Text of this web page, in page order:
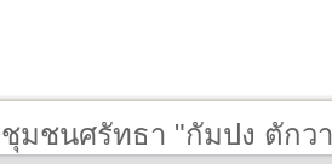
ชุมชนศรัทธา "กัมปง ตักว